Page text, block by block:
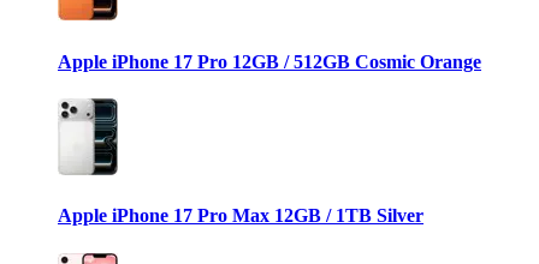
Apple iPhone 17 Pro 12GB / 512GB Cosmic Orange
Apple iPhone 17 Pro Max 12GB / 1TB Silver